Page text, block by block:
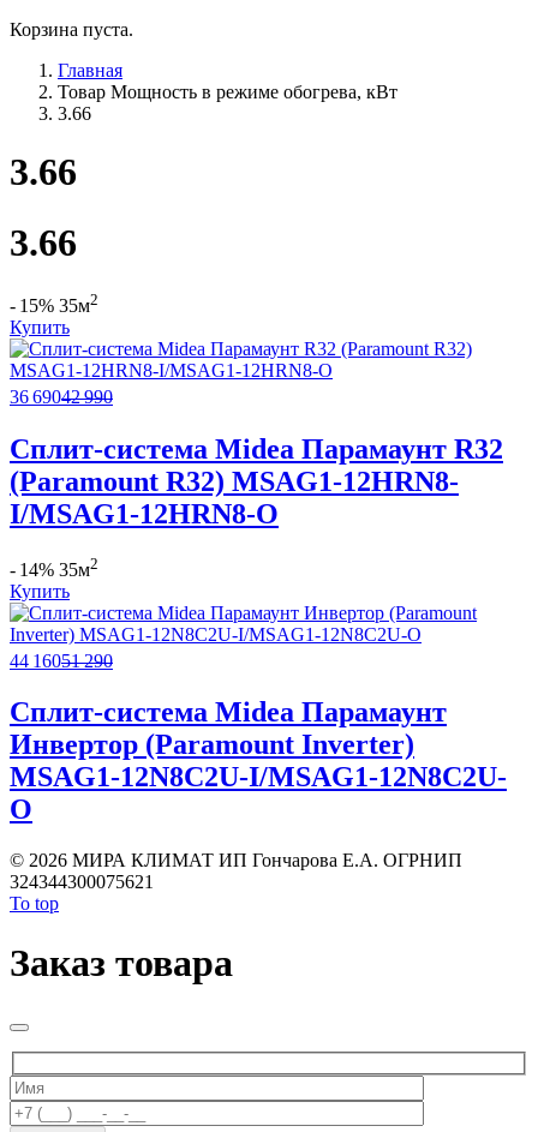
Корзина пуста.
Главная
Товар Мощность в режиме обогрева, кВт
3.66
3.66
3.66
- 15% 35м2
Купить
36 69042 990
Сплит-система Midea Парамаунт R32
(Paramount R32) MSAG1-12HRN8-
I/MSAG1-12HRN8-O
- 14% 35м2
Купить
44 16051 290
Сплит-система Midea Парамаунт
Инвертор (Paramount Inverter)
MSAG1-12N8C2U-I/MSAG1-12N8C2U-
O
© 2026 МИРА КЛИМАТ ИП Гончарова Е.А. ОГРНИП
324344300075621
To top
Заказ товара